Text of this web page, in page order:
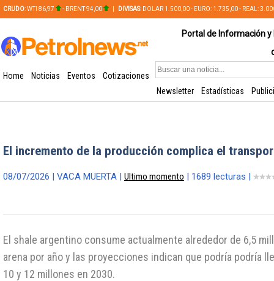
CRUDO: WTI 86,97 - BRENT 94,00 DIVISAS: DOLAR 1.500,00 - EURO: 1.735,00 - REAL:
Portal de Información
Home Noticias Eventos
Cotizaciones
Newsletter
Estadísticas
El incremento de la producción complica el
08/07/2026 | VACA MUERTA | Ultimo momento | 1689 lecturas |
El shale argentino consume actualmente alrededor de 6,5
arena por año y las proyecciones indican que podría podría
10 y 12 millones en 2030.